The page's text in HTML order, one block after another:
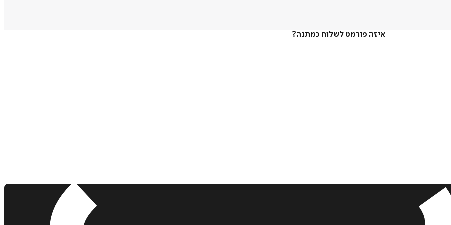
איזה פורמט לשלוח כמתנה?